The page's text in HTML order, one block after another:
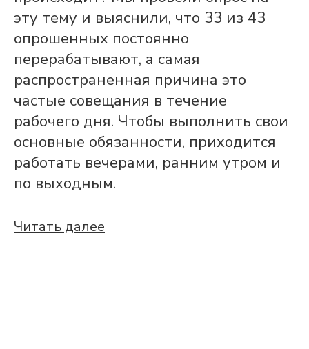
эту тему и выяснили, что 33 из 43
опрошенных постоянно
перерабатывают, а самая
распространенная причина это
частые совещания в течение
рабочего дня. Чтобы выполнить свои
основные обязанности, приходится
работать вечерами, ранним утром и
по выходным.
Читать далее